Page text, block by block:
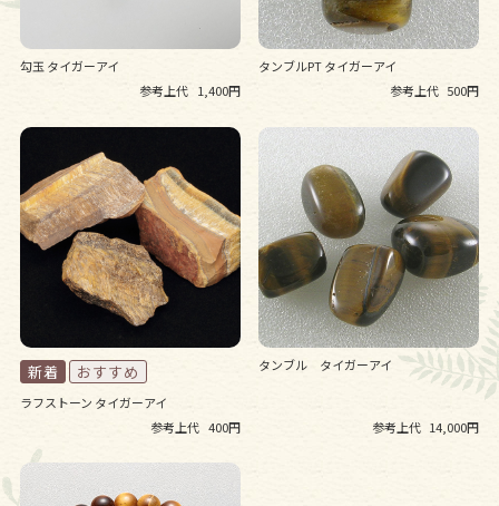
勾玉 タイガーアイ
参考上代 1,400円
タンブルPT タイガーアイ
参考上代 500円
ラフストーン タイガーアイ
参考上代 400円
タンブル タイガーアイ
参考上代 14,000円